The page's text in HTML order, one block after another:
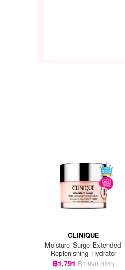
CLINIQUE
Moisture Surge Extended
Replenishing Hydrator
฿1,791 ฿1,990 (10%)